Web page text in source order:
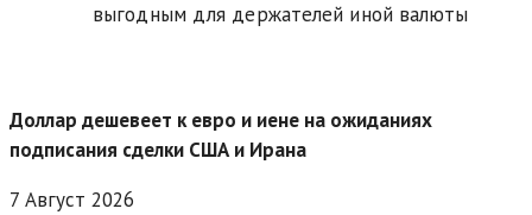
выгодным для держателей иной валюты
Доллар дешевеет к евро и иене на ожиданиях
подписания сделки США и Ирана
7 Август 2026